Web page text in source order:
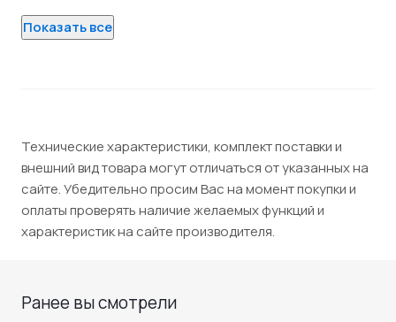
Показать все
Технические характеристики, комплект поставки и
внешний вид товара могут отличаться от указанных на
сайте. Убедительно просим Вас на момент покупки и
оплаты проверять наличие желаемых функций и
характеристик на сайте производителя.
Ранее вы смотрели